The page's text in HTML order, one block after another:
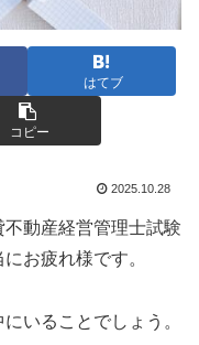
はてブ
コピー
2025.10.28
動産経営管理士試験
お疲れ様です。
いることでしょう。